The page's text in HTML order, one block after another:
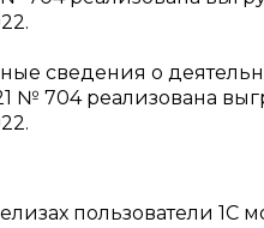
сведения о
№ 704 реализована
пользователи 1С